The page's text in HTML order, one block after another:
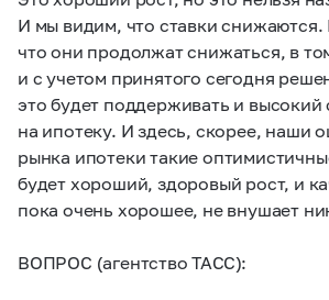
И мы видим, что ставки
что они продолжат снижаться, в
и с учетом принятого сегодня
это будет поддерживать и высокий
на ипотеку. И здесь, скорее, наши
рынка ипотеки такие
будет хороший, здоровый рост, и
пока очень хорошее, не внушает
ВОПРОС (агентство ТАСС):